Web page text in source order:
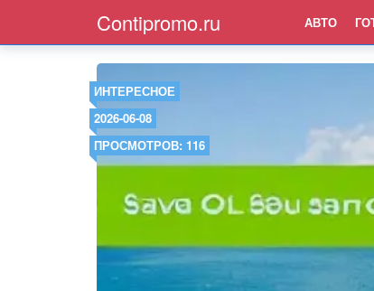
Contipromo.ru АВТО
ИНТЕРЕСНОЕ
2026-06-08
ПРОСМОТРОВ: 116